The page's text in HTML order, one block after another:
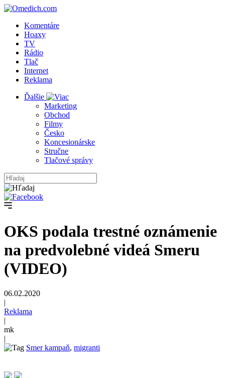
Komentáre
Hoaxy
TV
Rádio
Tlač
Internet
Reklama
Ďalšie
Marketing
Obchod
Filmy
Česko
Koncesionárske
Stručne
Tlačové správy
OKS podala trestné oznámenie
na predvolebné videá Smeru
(VIDEO)
06.02.2020
|
Reklama
|
mk
|
Smer kampaň, migranti